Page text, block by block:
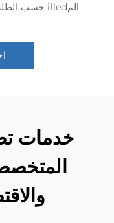
المilled حسب الطلب. لا قيود على الحد الأدنى لكمية الطلب.